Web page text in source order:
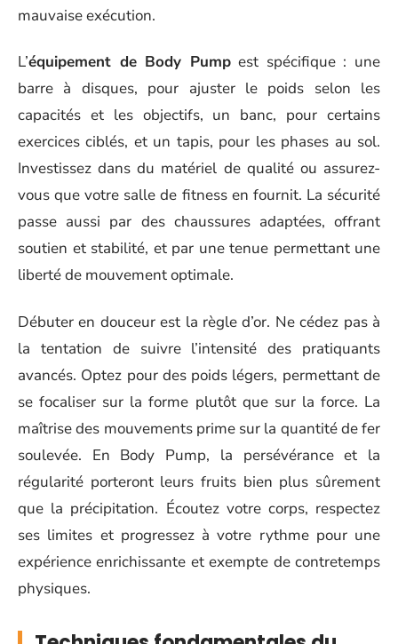
mauvaise exécution.
L’équipement de Body Pumpest spécifique : une
barre à disques, pour ajuster le poids selon les
capacités et les objectifs, un banc, pour certains
exercices ciblés, et un tapis, pour les phases au sol.
Investissez dans du matériel de qualité ou assurez-
vous que votre salle de fitness en fournit. La sécurité
passe aussi par des chaussures adaptées, offrant
soutien et stabilité, et par une tenue permettant une
liberté de mouvement optimale.
Débuter en douceur est la règle d’or. Ne cédez pas à
la tentation de suivre l’intensité des pratiquants
avancés. Optez pour des poids légers, permettant de
se focaliser sur la forme plutôt que sur la force. La
maîtrise des mouvements prime sur la quantité de fer
soulevée. En Body Pump, la persévérance et la
régularité porteront leurs fruits bien plus sûrement
que la précipitation. Écoutez votre corps, respectez
ses limites et progressez à votre rythme pour une
expérience enrichissante et exempte de contretemps
physiques.